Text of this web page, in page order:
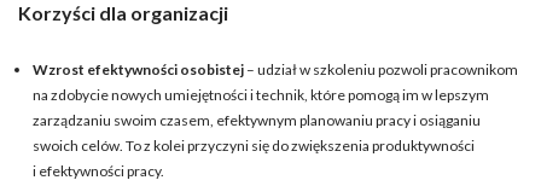
Korzyści dla organizacji
Wzrost efektywności osobistej – udział w szkoleniu pozwoli pracownikom
na zdobycie nowych umiejętności i technik, które pomogą im w lepszym
zarządzaniu swoim czasem, efektywnym planowaniu pracy i osiąganiu
swoich celów. To z kolei przyczyni się do zwiększenia produktywności
i efektywności pracy.